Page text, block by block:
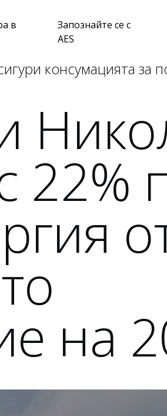
в
Запознайте се с
AES
консумацията за
22%
на